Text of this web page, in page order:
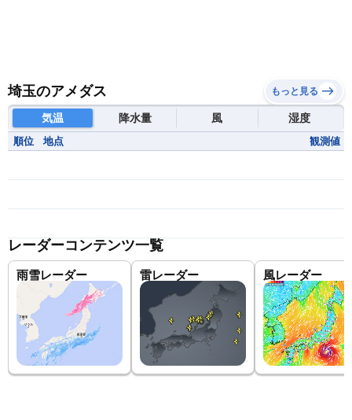
埼玉のアメダス もっと見る
気温 降水量 風 湿度
順位 地点 観測値
レーダーコンテンツ一覧
雨雪レーダー 雷レーダー 風レーダー